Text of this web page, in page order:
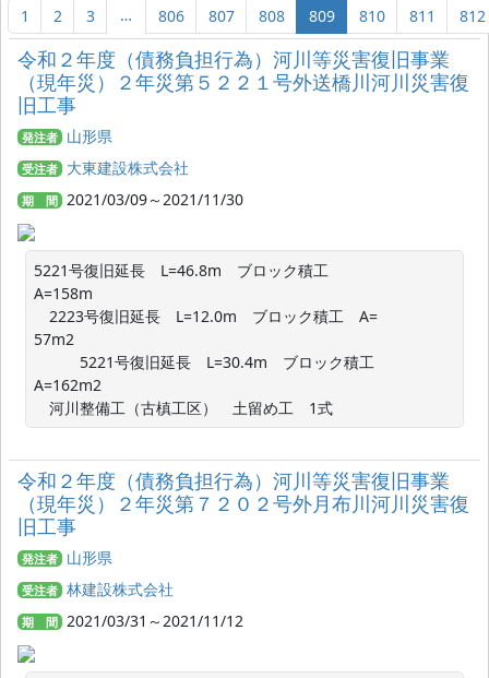
1 2 3 … 806 807 808 809 810 811 812
令和２年度（債務負担行為）河川等災害復旧事業
（現年災）２年災第５２２１号外送橋川河川災害復
旧工事
発注者 山形県
受注者 大東建設株式会社
期 間 2021/03/09～2021/11/30
5221号復旧延長　L=46.8m　ブロック積工
A=158m
2223号復旧延長　L=12.0m　ブロック積工　A=
57m2
5221号復旧延長　L=30.4m　ブロック積工
A=162m2
河川整備工（古槙工区）　土留め工　1式
令和２年度（債務負担行為）河川等災害復旧事業
（現年災）２年災第７２０２号外月布川河川災害復
旧工事
発注者 山形県
受注者 林建設株式会社
期 間 2021/03/31～2021/11/12